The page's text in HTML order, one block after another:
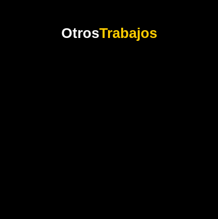
OtrosTrabajos